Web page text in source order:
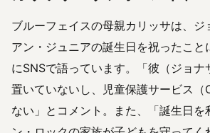
ブルーフェイスの母親カリッサは、ジ
アン・ジュニアの誕生日を祝ったこと
にSNSで語っています。「彼（ジョナ
置いていないし、児童保護サービス（
ない」とコメント。また、「誕生日を